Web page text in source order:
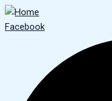
Facebook